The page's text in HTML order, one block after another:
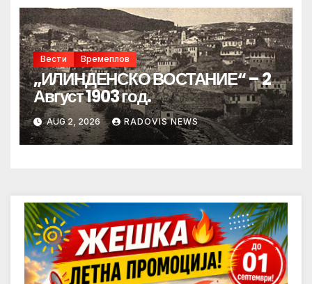
Вести Времеплов
„ИЛИНДЕНСКО ВОСТАНИЕ“ – 2
Август 1903 год.
AUG 2, 2026 RADOVIS NEWS